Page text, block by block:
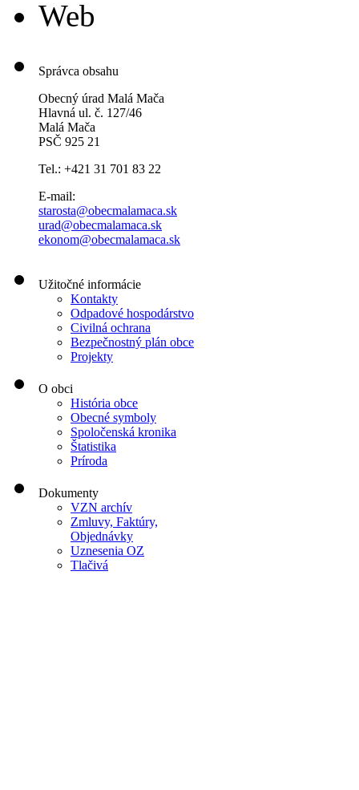
Web
Správca obsahu
Obecný úrad Malá Mača
Hlavná ul. č. 127/46
Malá Mača
PSČ 925 21
Tel.: +421 31 701 83 22
E-mail:
starosta@obecmalamaca.sk
urad@obecmalamaca.sk
ekonom@obecmalamaca.sk
Užitočné informácie
Kontakty
Odpadové hospodárstvo
Civilná ochrana
Bezpečnostný plán obce
Projekty
O obci
História obce
Obecné symboly
Spoločenská kronika
Štatistika
Príroda
Dokumenty
VZN archív
Zmluvy, Faktúry,
Objednávky
Uznesenia OZ
Tlačivá